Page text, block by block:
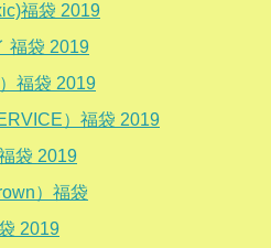
福袋 2019
福袋 2019
福袋 2019
）福袋 2019
袋 2019
）福袋
2019